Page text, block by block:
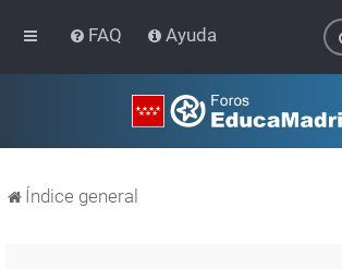
FAQ Ayuda
Índice general